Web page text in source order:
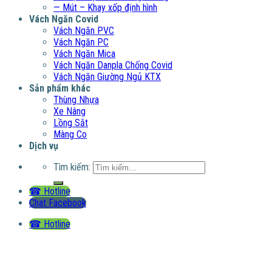
— Mút – Khay xốp định hình
Vách Ngăn Covid
Vách Ngăn PVC
Vách Ngăn PC
Vách Ngăn Mica
Vách Ngăn Danpla Chống Covid
Vách Ngăn Giường Ngủ KTX
Sản phẩm khác
Thùng Nhựa
Xe Nâng
Lồng Sắt
Màng Co
Dịch vụ
Tìm kiếm:
☎ Hotline
Chat Facebook
☎ Hotline